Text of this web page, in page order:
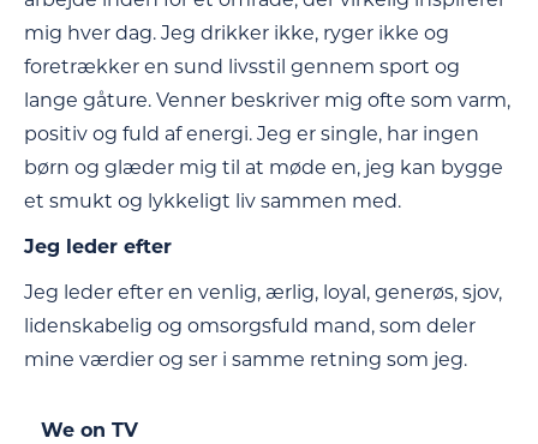
mig hver dag. Jeg drikker ikke, ryger ikke og
foretrækker en sund livsstil gennem sport og
lange gåture. Venner beskriver mig ofte som varm,
positiv og fuld af energi. Jeg er single, har ingen
børn og glæder mig til at møde en, jeg kan bygge
et smukt og lykkeligt liv sammen med.
Jeg leder efter
Jeg leder efter en venlig, ærlig, loyal, generøs, sjov,
lidenskabelig og omsorgsfuld mand, som deler
mine værdier og ser i samme retning som jeg.
We on TV